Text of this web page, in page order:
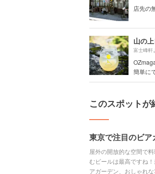
店先の
山の
富士峰軒
簡単に
このスポット
東京で注目のビ
屋外の開放的な空間で
むビールは最高ですね
アガーデン、おしゃれ